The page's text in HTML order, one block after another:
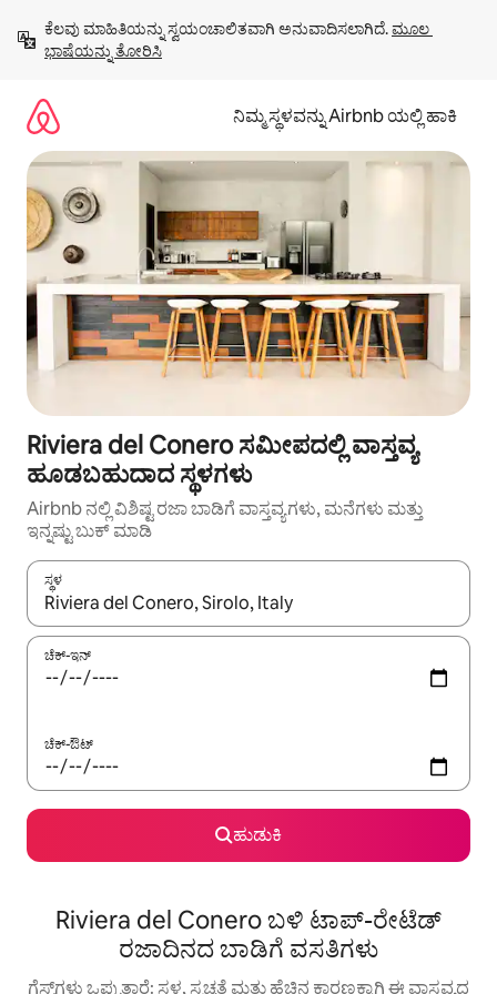
ಹೋಗಿ
ಕೆಲವು ಮಾಹಿತಿಯನ್ನು ಸ್ವಯಂಚಾಲಿತವಾಗಿ ಅನುವಾದಿಸಲಾಗಿದೆ. ಮೂಲ
ಭಾಷೆಯನ್ನು ತೋರಿಸಿ
ನಿಮ್ಮ ಸ್ಥಳವನ್ನು Airbnb ಯಲ್ಲಿ ಹಾಕಿ
Riviera del Conero ಸಮೀಪದಲ್ಲಿ ವಾಸ್ತವ್ಯ
ಹೂಡಬಹುದಾದ ಸ್ಥಳಗಳು
Airbnb ನಲ್ಲಿ ವಿಶಿಷ್ಟ ರಜಾ ಬಾಡಿಗೆ ವಾಸ್ತವ್ಯಗಳು, ಮನೆಗಳು ಮತ್ತು
ಇನ್ನಷ್ಟು ಬುಕ್ ಮಾಡಿ
ಸ್ಥಳ
ಫಲಿತಾಂಶಗಳು ಲಭ್ಯವಿರುವಾಗ, ಅಪ್ ಮತ್ತು ಡೌನ್ ಬಾಣದ ಕೀಲಿಗಳೊಂದಿಗೆ
ಚೆಕ್-ಇನ್
ಚೆಕ್-ಔಟ್
ಹುಡುಕಿ
Riviera del Conero ಬಳಿ ಟಾಪ್-ರೇಟೆಡ್
ರಜಾದಿನದ ಬಾಡಿಗೆ ವಸತಿಗಳು
ಗೆಸ್ಟ್‌ಗಳು ಒಪ್ಪುತ್ತಾರೆ: ಸ್ಥಳ, ಸ್ವಚ್ಛತೆ ಮತ್ತು ಹೆಚ್ಚಿನ ಕಾರಣಕ್ಕಾಗಿ ಈ ವಾಸ್ತವ್ಯದ